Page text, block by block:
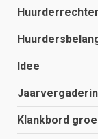
Idee
Klankbord